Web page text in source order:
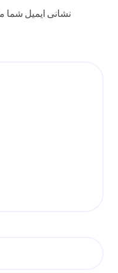
نشانی ایمیل شما